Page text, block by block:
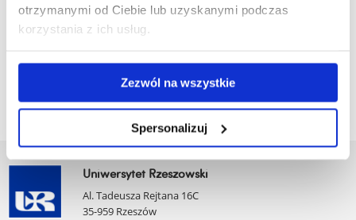
otrzymanymi od Ciebie lub uzyskanymi podczas
korzystania z ich usług.
Zezwól na wszystkie
Spersonalizuj
Warunkiem przyjęcia portfolio do oceny przez Wydziałowy
Zespół Rekrutacyjny/Komisję Egzaminacyjną jest podpisanie
Opis kierunku i/lub specjalności znajduje się
Uniwersytet Rzeszowski
Al. Tadeusza Rejtana 16C
35-959 Rzeszów